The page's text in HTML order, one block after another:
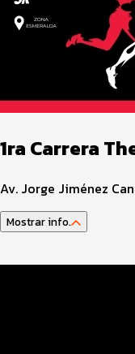
1ra Carrera
Av. Jorge Jiménez
Mostrar info.